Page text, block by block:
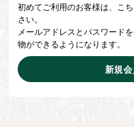
初めてご利用のお客様は、こ
さい。
メールアドレスとパスワード
物ができるようになります。